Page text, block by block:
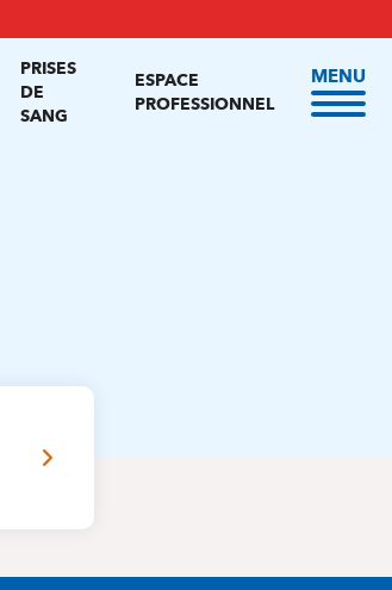
PRISES
DE
SANG
ESPACE
PROFESSIONNEL
MENU